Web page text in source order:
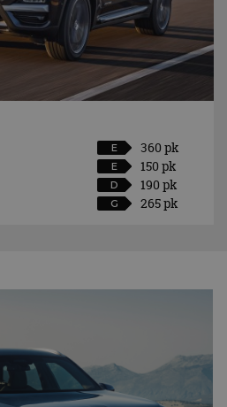
E
360 pk
E
150 pk
D
190 pk
G 265 pk